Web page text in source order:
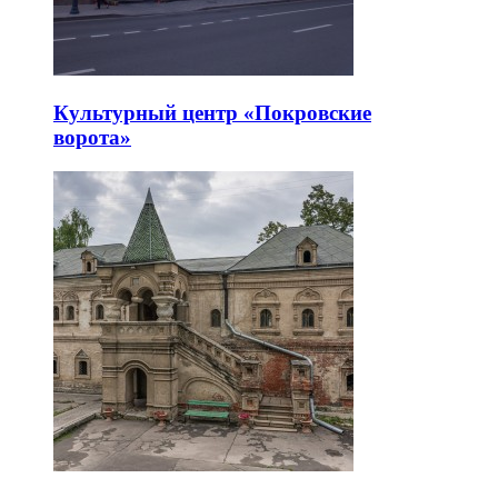
Культурный центр «Покровские
ворота»